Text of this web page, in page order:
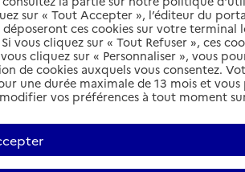
sur « Tout Accepter », l’éditeur du
ces cookies sur votre terminal
vous cliquez sur « Tout Refuser », ces
cliquez sur « Personnaliser », vous
de cookies auxquels vous consentez.
une durée maximale de 13 mois et
vos préférences à tout moment